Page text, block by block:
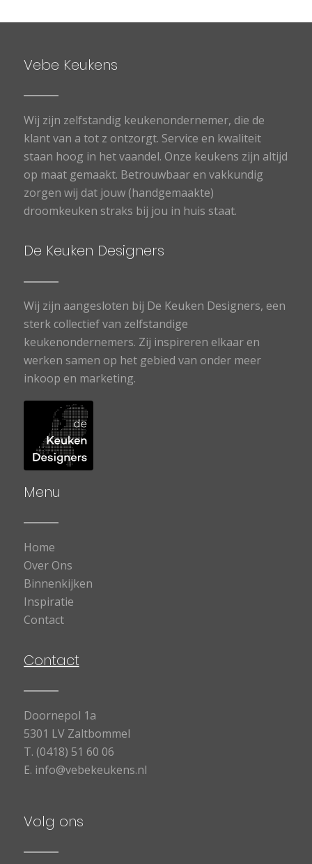
Vebe Keukens
Wij zijn zelfstandig keukenondernemer, die de
klant van a tot z ontzorgt. Service en kwaliteit
staan hoog in het vaandel. Onze keukens zijn altijd
op maat gemaakt. Betrouwbaar en vakkundig
zorgen wij dat jouw (handgemaakte)
droomkeuken straks bij jou in huis staat.
De Keuken Designers
Wij zijn aangesloten bij De Keuken Designers, een
sterk collectief van zelfstandige
keukenondernemers. Zij inspireren elkaar en
werken samen op het gebied van onder meer
inkoop en marketing.
Menu
Home
Over Ons
Binnenkijken
Inspiratie
Contact
Contact
Doornepol 1a
5301 LV Zaltbommel
T. (0418) 51 60 06
E. info@vebekeukens.nl
Volg ons